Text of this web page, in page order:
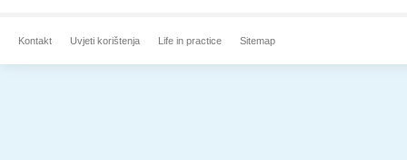
Kontakt Uvjeti korištenja Life in practice Sitemap